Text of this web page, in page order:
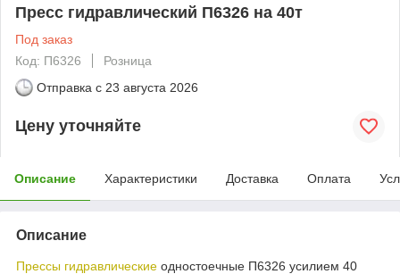
Пресс гидравлический П6326 на 40т
Под заказ
Код: П6326
Розница
Отправка с 23 августа 2026
Цену уточняйте
Описание Характеристики Доставка Оплата
Описание
Прессы гидравлические одностоечные П6326 усилием 40